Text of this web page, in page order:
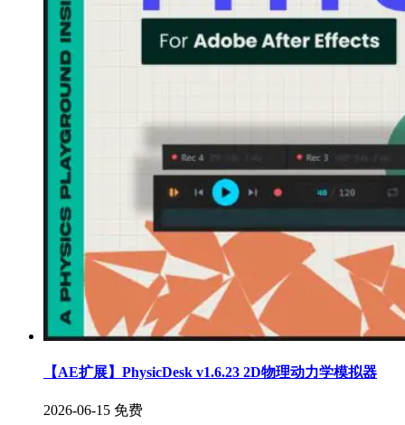
【AE扩展】PhysicDesk v1.6.23 2D物理动力学模拟器
2026-06-15 免费